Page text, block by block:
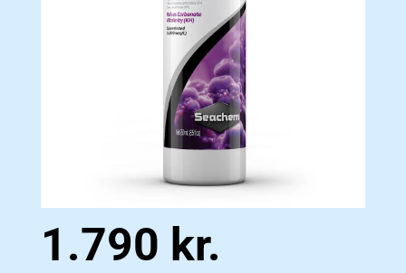
1.790 kr.